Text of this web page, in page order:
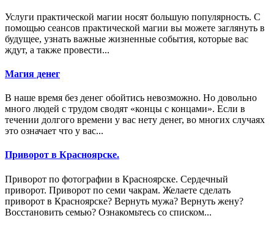
Услуги практической магии носят большую популярность. С
помощью сеансов практической магии вы можете заглянуть в
будущее, узнать важные жизненные события, которые вас
ждут, а также провести...
Магия денег
В наше время без денег обойтись невозможно. Но довольно
много людей с трудом сводят «концы с концами». Если в
течении долгого времени у вас нету денег, во многих случаях
это означает что у вас...
Приворот в Красноярске.
Приворот по фотографии в Красноярске. Сердечный
приворот. Приворот по семи чакрам. Желаете сделать
приворот в Красноярске? Вернуть мужа? Вернуть жену?
Восстановить семью? Ознакомьтесь со списком...